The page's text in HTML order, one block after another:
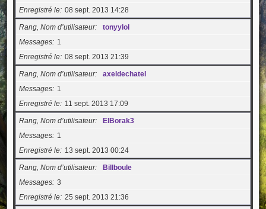
Enregistré le 08 sept. 2013 14:28
Rang, Nom d’utilisateur
tonyylol
Messages
1
Enregistré le 08 sept. 2013 21:39
Rang, Nom d’utilisateur
axeldechatel
Messages
1
Enregistré le
11 sept. 2013 17:09
Rang, Nom d’utilisateur
ElBorak3
Messages
1
Enregistré le
13 sept. 2013 00:24
Rang, Nom d’utilisateur
Billboule
Messages 3
Enregistré le 25 sept. 2013 21:36